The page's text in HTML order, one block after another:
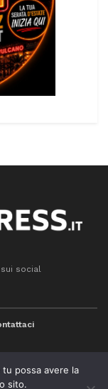
social
possa avere la
sito.